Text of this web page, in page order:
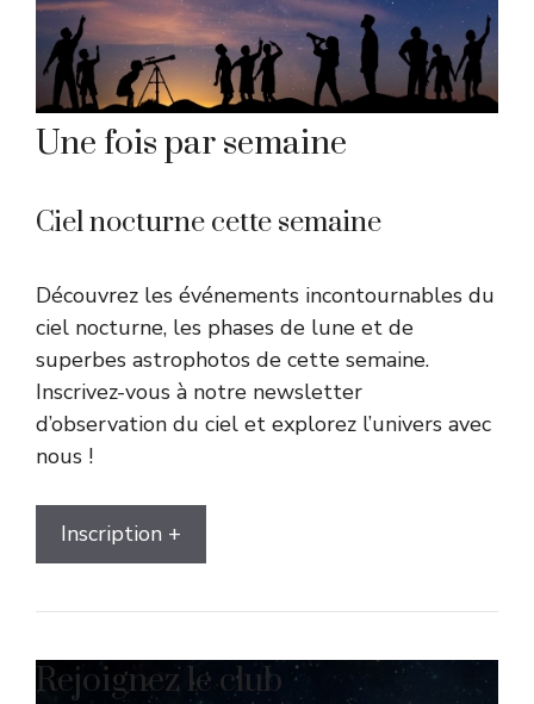
Une fois par semaine
Ciel nocturne cette semaine
Découvrez les événements incontournables du
ciel nocturne, les phases de lune et de
superbes astrophotos de cette semaine.
Inscrivez-vous à notre newsletter
d’observation du ciel et explorez l’univers avec
nous !
Inscription +
Rejoignez le club